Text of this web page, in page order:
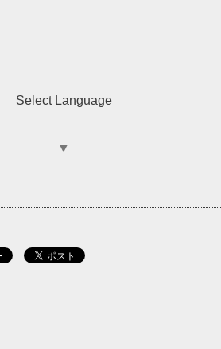
Select Language
▼